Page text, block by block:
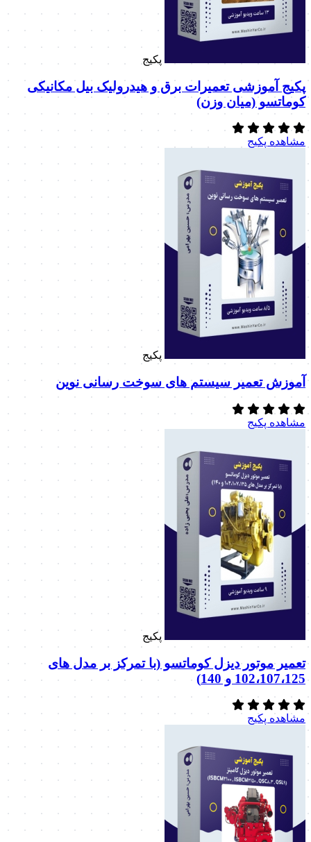
پکیج
پکیج آموزشی تعمیرات برق و هیدرولیک بیل مکانیکی
کوماتسو (میان وزن)
مشاهده پکیج
پکیج
آموزش تعمیر سیستم های سوخت رسانی نوین
مشاهده پکیج
پکیج
تعمیر موتور دیزل کوماتسو (با تمرکز بر مدل های
102،107،125 و 140)
مشاهده پکیج